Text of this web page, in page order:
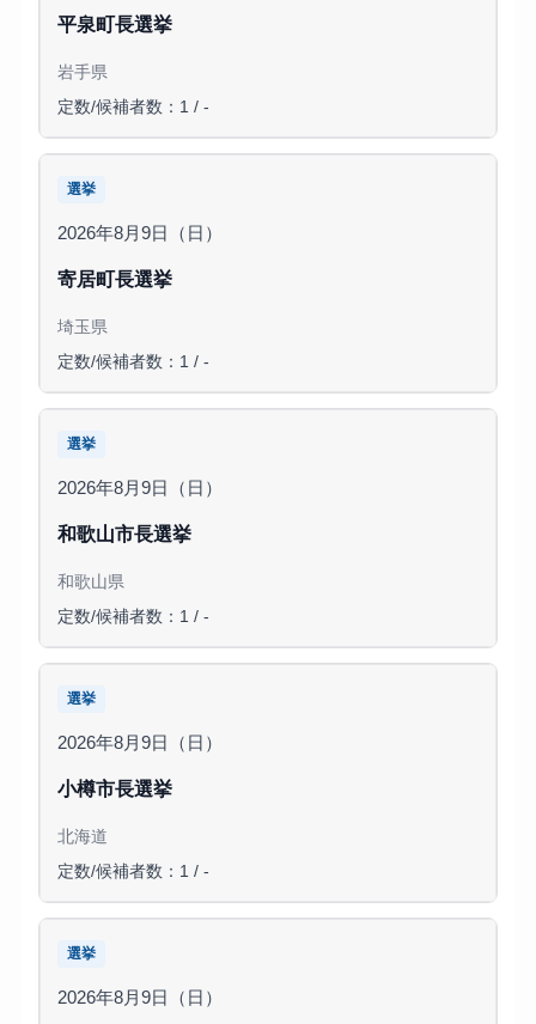
平泉町長選挙
岩手県
定数/候補者数：1 / -
選挙
2026年8月9日（日）
寄居町長選挙
埼玉県
定数/候補者数：1 / -
選挙
2026年8月9日（日）
和歌山市長選挙
和歌山県
定数/候補者数：1 / -
選挙
2026年8月9日（日）
小樽市長選挙
北海道
定数/候補者数：1 / -
選挙
2026年8月9日（日）